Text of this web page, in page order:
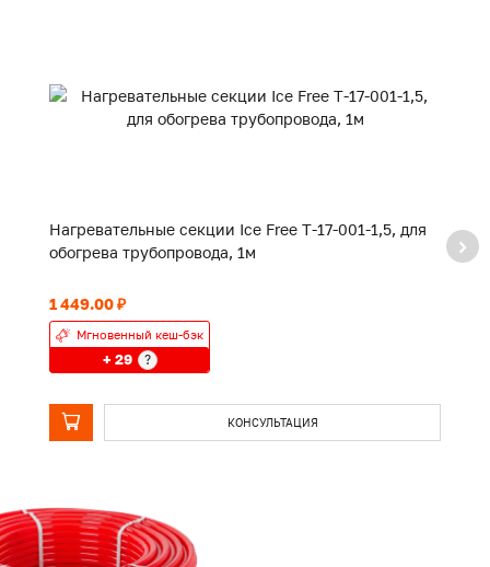
Нагревательные секции Ice Free Т-17-001-1,5, для
обогрева трубопровода, 1м
1 449.00 ₽
Мгновенный кеш-бэк
+ 29 ?
КОНСУЛЬТАЦИЯ